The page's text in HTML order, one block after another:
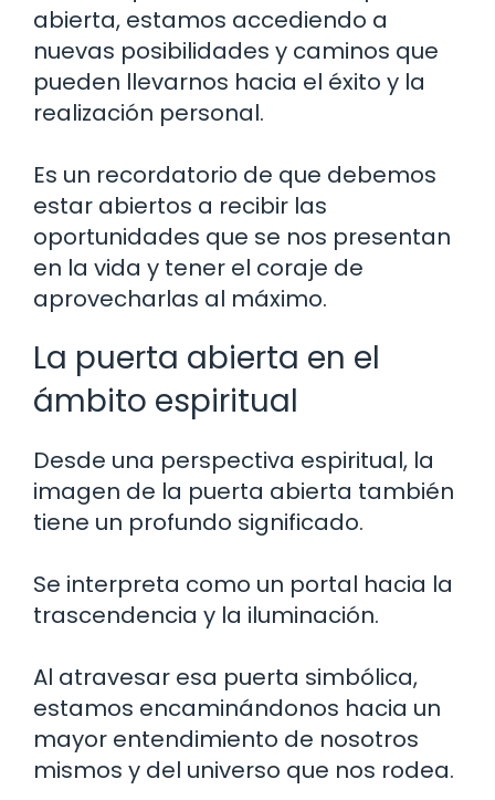
abierta, estamos accediendo a
nuevas posibilidades y caminos que
pueden llevarnos hacia el éxito y la
realización personal.
Es un recordatorio de que debemos
estar abiertos a recibir las
oportunidades que se nos presentan
en la vida y tener el coraje de
aprovecharlas al máximo.
La puerta abierta en el
ámbito espiritual
Desde una perspectiva espiritual, la
imagen de la puerta abierta también
tiene un profundo significado.
Se interpreta como un portal hacia la
trascendencia y la iluminación.
Al atravesar esa puerta simbólica,
estamos encaminándonos hacia un
mayor entendimiento de nosotros
mismos y del universo que nos rodea.